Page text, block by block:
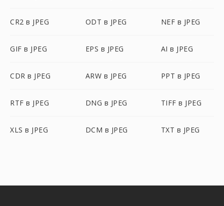
CR2 в JPEG ODT в JPEG NEF в JPEG
GIF в JPEG EPS в JPEG AI в JPEG
CDR в JPEG ARW в JPEG PPT в JPEG
RTF в JPEG DNG в JPEG TIFF в JPEG
XLS в JPEG DCM в JPEG TXT в JPEG